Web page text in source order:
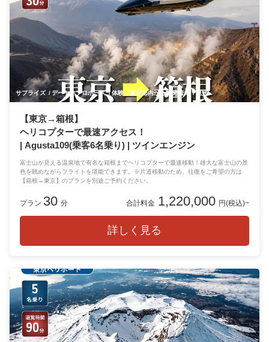
サプライズ デート プロポーズ 体験 東京都内から離発着！ 観光 記念日
【東京→箱根】
ヘリコプターで最速アクセス！
| Agusta109(乗客6名乗り) | ツインエンジン
富士山が見える温泉地で有名な箱根までヘリコプターで最速移動！雄大な富士山の景
色を眺めながらフライトを堪能できます。※片道移動のため、往復をご希望の方は
【箱根→東京】のプランを別途ご予約ください。
プラン 30 分 合計料金 1,220,000 円(税込)~
詳しく見る